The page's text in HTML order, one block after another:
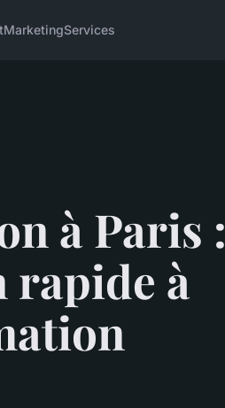
MarketingServices
à Paris :
rapide à